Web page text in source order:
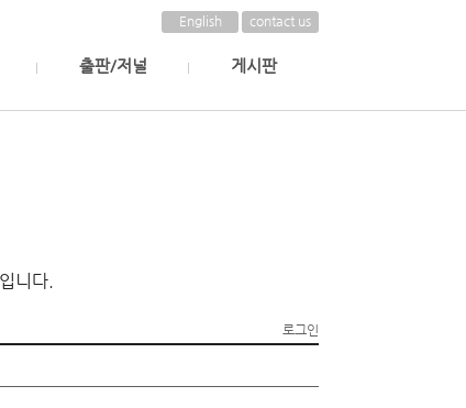
contact us
English
출판/저널 게시판
니다.
로그인